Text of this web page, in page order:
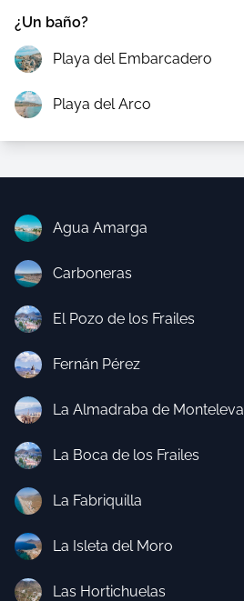
¿Un baño?
Playa del Embarcadero
Playa del Arco
Agua Amarga
Carboneras
El Pozo de los Frailes
Fernán Pérez
La Almadraba de Monteleva
La Boca de los Frailes
La Fabriquilla
La Isleta del Moro
Las Hortichuelas